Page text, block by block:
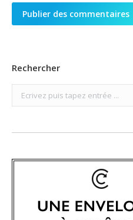
Publier des commentaires
Rechercher
Search: